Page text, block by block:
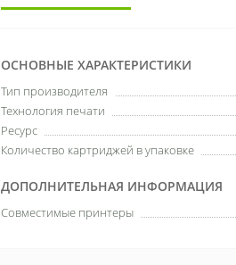
ОСНОВНЫЕ ХАРАКТЕРИСТИКИ
Тип производителя
Технология печати
Ресурс
Количество картриджей в упаковке
ДОПОЛНИТЕЛЬНАЯ ИНФОРМАЦИЯ
Совместимые принтеры